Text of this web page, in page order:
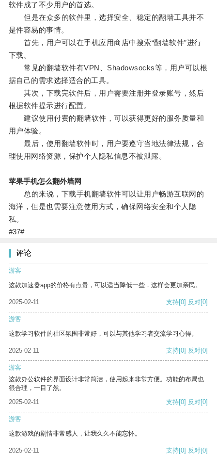
软件成了不少用户的首选。
但是在众多的软件里，选择安全、稳定的翻墙工具并不
是件容易的事情。
首先，用户可以在手机应用商店中搜索“翻墙软件”进行
下载。
常见的翻墙软件有VPN、Shadowsocks等，用户可以根
据自己的需求选择适合的工具。
其次，下载完软件后，用户需要注册并登录账号，然后
根据软件提示进行配置。
建议使用付费的翻墙软件，可以获得更好的服务质量和
用户体验。
最后，使用翻墙软件时，用户要遵守当地法律法规，合
理使用网络资源，保护个人隐私信息不被泄露。
苹果手机怎么翻外墙网
总的来说，下载手机翻墙软件可以让用户畅游互联网的
海洋，但是也需要注意使用方式，确保网络安全和个人隐
私。
#37#
评论
游客
这款加速器app的价格有点贵，可以适当降低一些，这样会更加亲民。
2025-02-11 支持[0] 反对[0]
游客
这款学习软件的社区氛围非常好，可以与其他学习者交流学习心得。
2025-02-11 支持[0] 反对[0]
游客
这款办公软件的界面设计非常简洁，使用起来非常方便。功能的布局也
很合理，一目了然。
2025-02-11
支持[0] 反对[0]
游客
这款游戏的剧情非常感人，让我久久不能忘怀。
2025-02-11 支持[0] 反对[0]